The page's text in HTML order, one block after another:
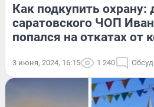
Как подкупить охрану:
саратовского ЧОП
попался на откатах от
3 июня, 2024, 16:15 1 240